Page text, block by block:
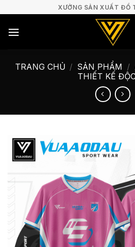
nội
XƯỞNG SẢN XUẤT ĐỒ
TRANG CHỦ / SẢN PHẨM /
THIẾT KẾ